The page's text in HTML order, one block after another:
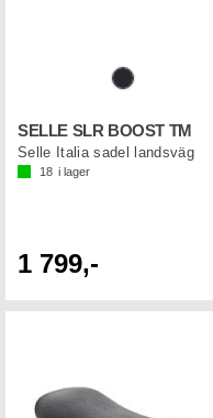
SELLE SLR BOOST TM
Selle Italia sadel landsväg
18 i lager
1 799,-